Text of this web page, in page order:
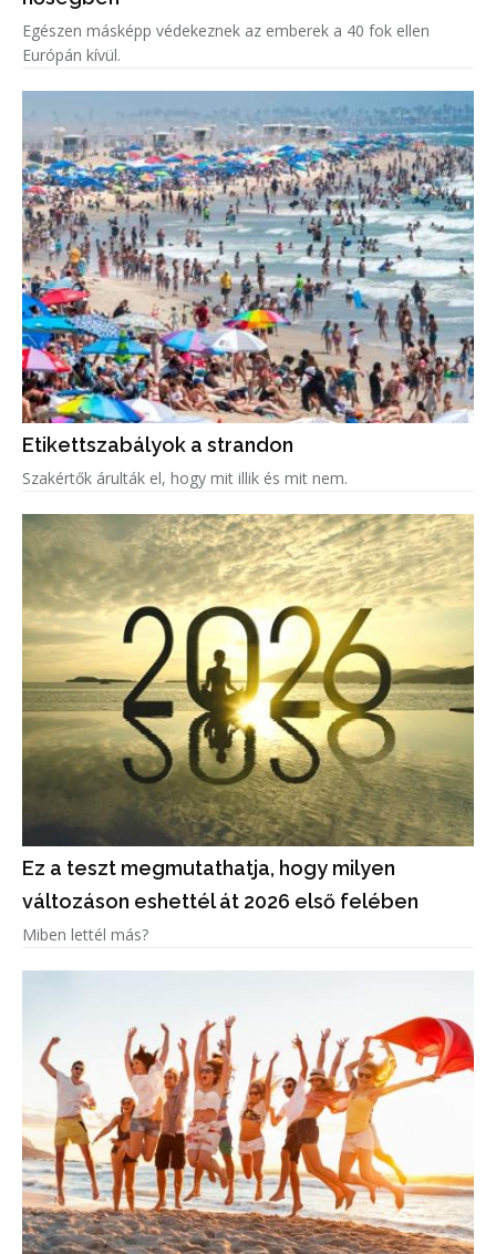
Egészen másképp védekeznek az emberek a 40 fok ellen
Európán kívül.
Etikettszabályok a strandon
Szakértők árulták el, hogy mit illik és mit nem.
Ez a teszt megmutathatja, hogy milyen
változáson eshettél át 2026 első felében
Miben lettél más?